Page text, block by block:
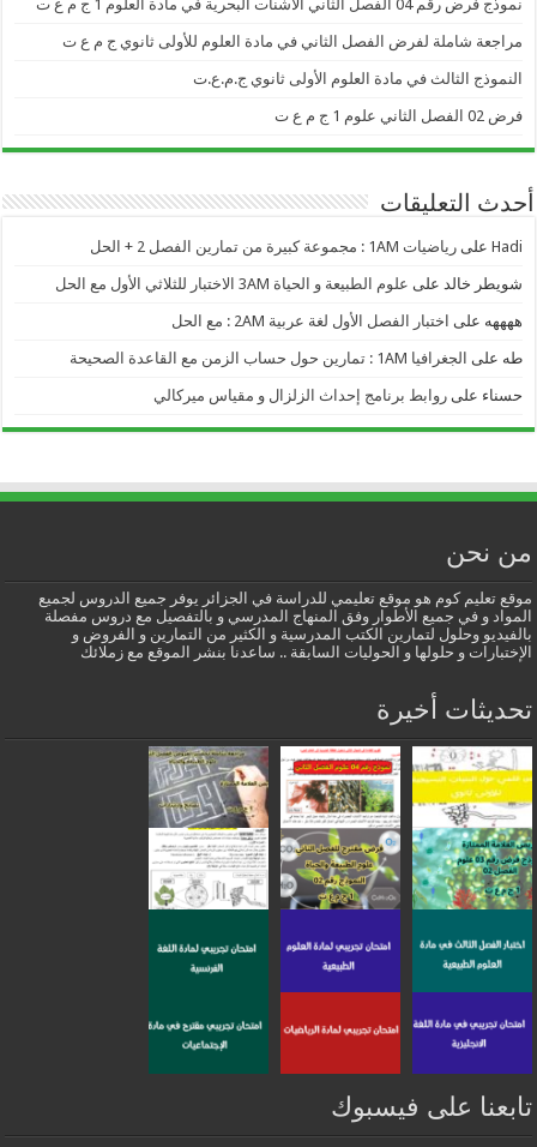
نموذج فرض رقم 04 الفصل الثاني الاشنات البحرية في مادة العلوم 1 ج م ع ت
مراجعة شاملة لفرض الفصل الثاني في مادة العلوم للأولى ثانوي ج م ع ت
النموذج الثالث في مادة العلوم الأولى ثانوي ج.م.ع.ت
فرض 02 الفصل الثاني علوم 1 ج م ع ت
أحدث التعليقات
Hadi علىرياضيات 1AM : مجموعة كبيرة من تمارين الفصل 2 + الحل
شويطر خالد على علوم الطبيعة و الحياة 3AM الاختبار للثلاثي الأول مع الحل
ههههه على اختبار الفصل الأول لغة عربية 2AM : مع الحل
طه على الجغرافيا 1AM : تمارين حول حساب الزمن مع القاعدة الصحيحة
حسناء علىروابط برنامج إحداث الزلزال و مقياس ميركالي
من نحن
موقع تعليم كوم هو موقع تعليمي للدراسة في الجزائر يوفر جميع الدروس لجميع
المواد و في جميع الأطوار وفق المنهاج المدرسي و بالتفصيل مع دروس مفصلة
بالفيديو وحلول لتمارين الكتب المدرسية و الكثير من التمارين و الفروض و
الإختبارات و حلولها و الحوليات السابقة .. ساعدنا بنشر الموقع مع زملائك
تحديثات أخيرة
تابعنا على فيسبوك